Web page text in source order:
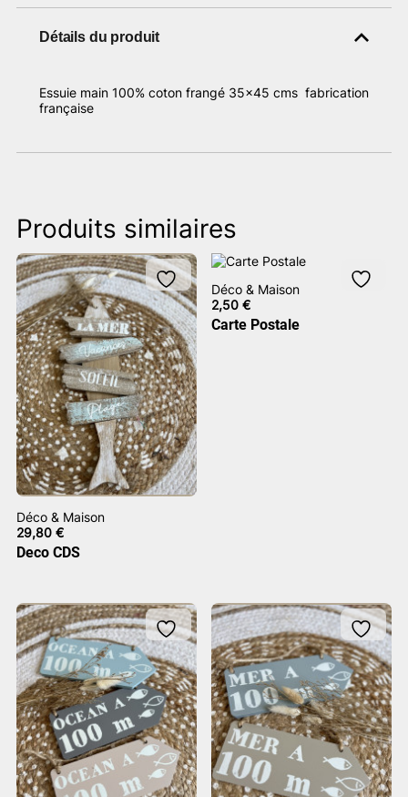
Détails du produit
Essuie main 100% coton frangé 35×45 cms fabrication
française
Produits similaires
Déco & Maison
29,80 €
Deco CDS
Déco & Maison
2,50€
Carte Postale